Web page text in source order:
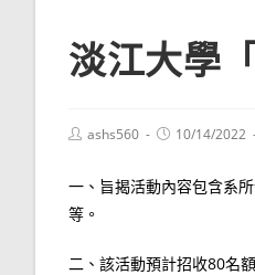
淡江大學
Postashs560
Post10/14/2022
一、旨揭活動內容包含系
等。
二、該活動預計招收80名